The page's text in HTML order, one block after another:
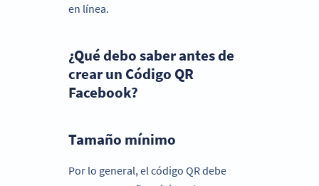
en línea.
¿Qué debo saber antes de
crear un Código QR
Facebook?
Tamaño mínimo
Por lo general, el código QR debe